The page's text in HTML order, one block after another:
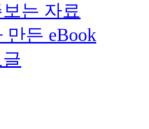
는 자료
만든 eBook